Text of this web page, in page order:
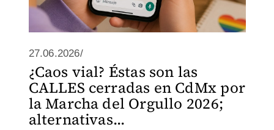
27.06.2026/
¿Caos vial? Éstas son las
CALLES cerradas en CdMx por
la Marcha del Orgullo 2026;
alternativas...